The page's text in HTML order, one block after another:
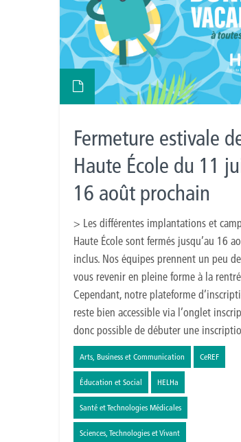
Fermeture estivale
Haute École du 11
16 août prochain
> Les différentes implantations et
Haute École sont fermés jusqu’au 16
inclus. Nos équipes prennent un peu
vous revenir en pleine forme à la
Cependant, notre plateforme
reste bien accessible via l’onglet
donc possible de débuter une
Arts, Business et Communication CeREF
Éducation et Social HELHa
Santé et Technologies Médicales
Sciences, Technologies et Vivant